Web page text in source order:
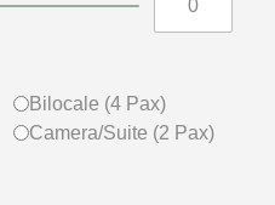
Bilocale (4 Pax)
Camera/Suite (2 Pax)